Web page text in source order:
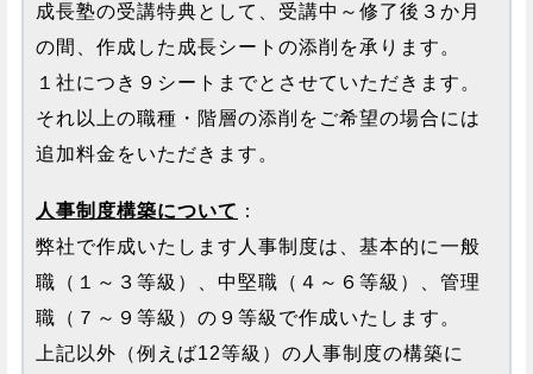
成長塾の受講特典として、受講中～修了後３か月
の間、作成した成長シートの添削を承ります。
１社につき９シートまでとさせていただきます。
それ以上の職種・階層の添削をご希望の場合には
追加料金をいただきます。
人事制度構築について ：
弊社で作成いたします人事制度は、基本的に一般
職（１～３等級）、中堅職（４～６等級）、管理
職（７～９等級）の９等級で作成いたします。
上記以外（例えば12等級）の人事制度の構築に